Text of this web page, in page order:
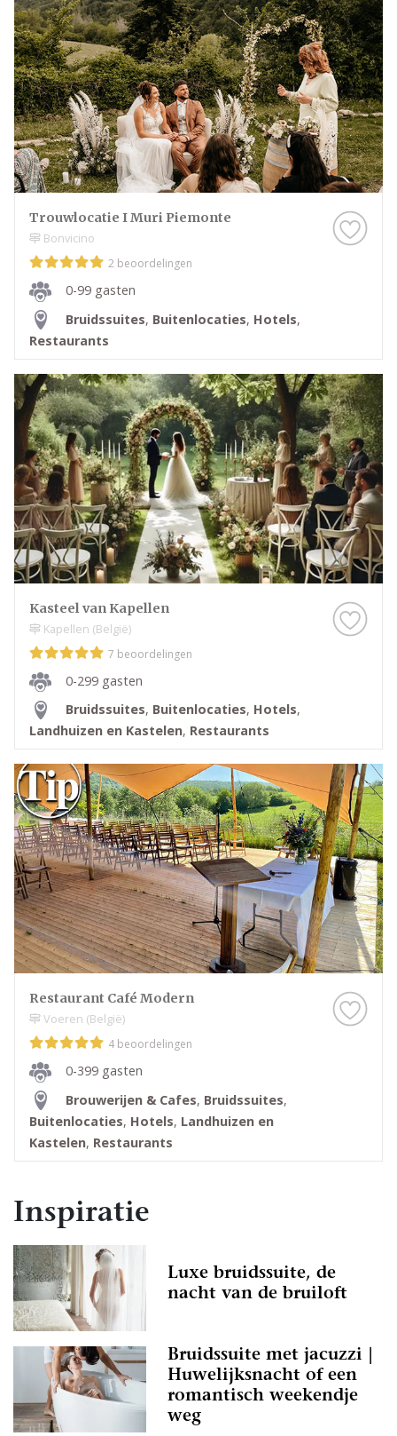
Trouwlocatie I Muri Piemonte
Bonvicino
2 beoordelingen
0-99 gasten
Bruidssuites, Buitenlocaties, Hotels,
Restaurants
Kasteel van Kapellen
Kapellen (België)
7 beoordelingen
0-299 gasten
Bruidssuites, Buitenlocaties, Hotels,
Landhuizen en Kastelen, Restaurants
Restaurant Café Modern
Voeren (België)
4 beoordelingen
0-399 gasten
Brouwerijen & Cafes, Bruidssuites,
Buitenlocaties, Hotels, Landhuizen en
Kastelen, Restaurants
Inspiratie
Luxe bruidssuite, de
nacht van de bruiloft
Bruidssuite met jacuzzi |
Huwelijksnacht of een
romantisch weekendje
weg